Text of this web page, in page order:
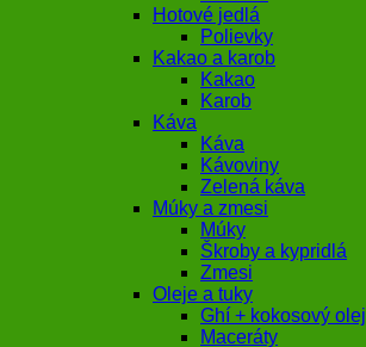
Hotové jedlá
Polievky
Kakao a karob
Kakao
Karob
Káva
Káva
Kávoviny
Zelená káva
Múky a zmesi
Múky
Škroby a kypridlá
Zmesi
Oleje a tuky
Ghí + kokosový olej
Maceráty